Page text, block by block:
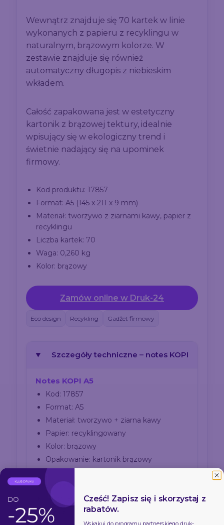
Wewnątrz znajduje się 70 kartek w linie
wykonanych z papieru z recyklingu w
naturalnym, brązowym kolorze. W
zestawie znajduje się również
automatyczny długopis z niebieskim
wkładem.
Całość zapakowana jest w estetyczny
kartonik z brązowej tektury, idealnie
wpisujący się w ekologiczny trend i
świetnie nadający się na upominek
firmowy.
Kod produktu: 17857
Format: A5 (145 x 211 x 9 mm)
Materiał: tworzywo z ziarnami kawy, papier z
recyklingu
Liczba kartek: 70
Waga: 0,260 kg
Kolor: brązowy
Zamów online w Druk-24
Eco design Recykling Gadżet firmowy
Szczegóły techniczne – notes KOPI
Notes KOPI A5
Kod: 17857
Format: A5
Materiał: tworzywo + ziarna kawy
Papier: recyklingowany
Kolor: brązowy
Opakowanie: kartonik brązowy
Parametry
Wymiary: 145 x 211 x 9 mm
Waga: 0,260 kg
Cześć! Zapisz się i skorzystaj z
rabatów.